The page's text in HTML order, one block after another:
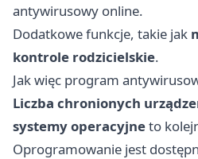
antywirusowy online.
Dodatkowe funkcje, takie jak
kontrole rodzicielskie.
Jak więc program
Liczba chronionych
systemy operacyjneto
Oprogramowanie jest